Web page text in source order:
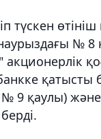
түскен
№ 8
акционерлік
қатысты
9 қаулы)